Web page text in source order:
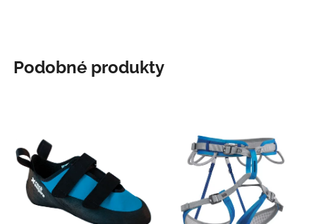
Podobné produkty